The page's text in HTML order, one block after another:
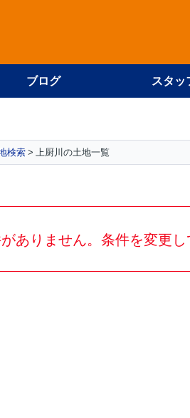
ブログ スタッ
検索 上厨川の土地一覧
ありません。条件を変更し